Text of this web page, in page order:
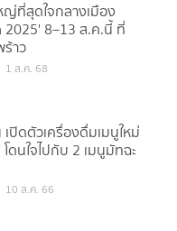
ญ่ที่สุดใจกลางเมือง
2025' 8–13 ส.ค.นี้ ที่
าว
1 ส.ค. 68
เปิดตัวเครื่องดื่มเมนูใหม่
ดนใจไปกับ 2 เมนูมัทฉะ
10 ส.ค. 66